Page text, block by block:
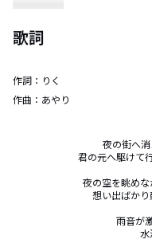
歌詞
作詞： りく
作曲： あやり
夜の街へ
君の元へ駆けて
夜の空を眺め
想い出ばか
雨音が
水